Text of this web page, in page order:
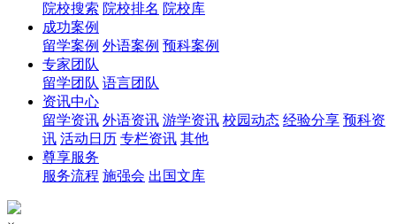
院校搜索 院校排名 院校库
成功案例
留学案例 外语案例 预科案例
专家团队
留学团队 语言团队
资讯中心
留学资讯 外语资讯 游学资讯 校园动态 经验分享 预科资
讯 活动日历 专栏资讯 其他
尊享服务
服务流程 施强会 出国文库